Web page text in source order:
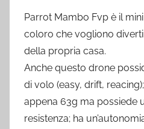
Parrot Mambo Fvp è il
coloro che vogliono
della propria casa.
Anche questo drone
di volo (easy, drift,
appena 63g ma possiede
resistenza; ha